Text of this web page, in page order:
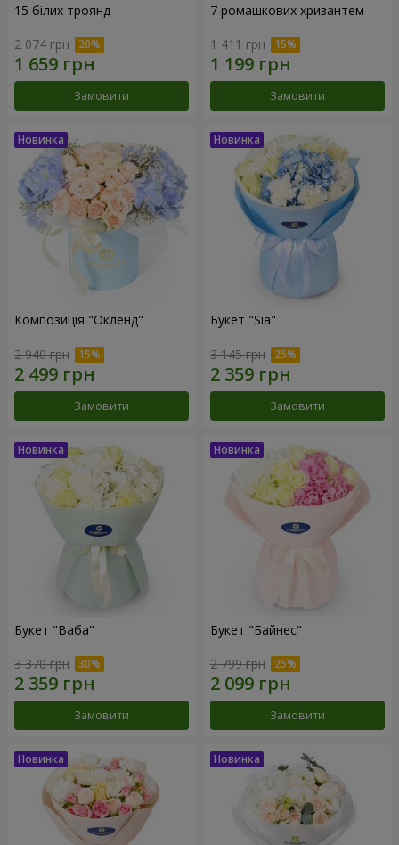
15 білих троянд
2 074 грн
Замовити
7 ромашкових хризантем
1 411 грн
Замовити
Композиція "Окленд"
2 940 грн
Замовити
Букет "Sia"
3 145 грн
Замовити
Букет "Ваба"
3 370 грн
Замовити
Букет "Байнес"
2 799 грн
Замовити